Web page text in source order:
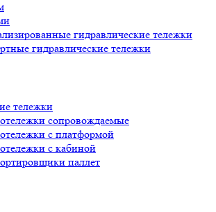
гидравлические тележки
гидравлические тележки
тележки
сопровождаемые
с платформой
с кабиной
паллет